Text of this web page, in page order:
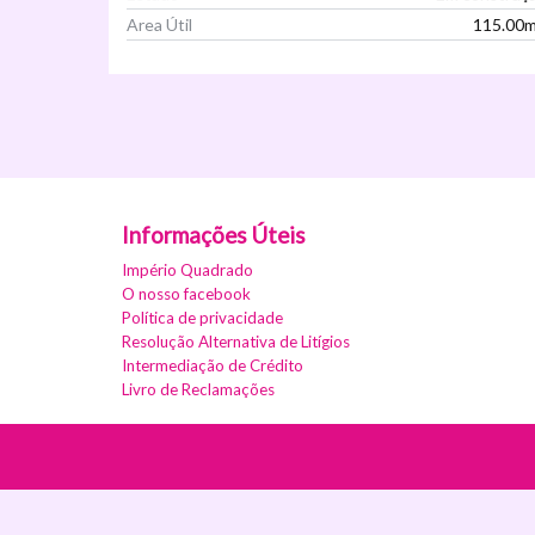
Area Útil
Informações Úteis
Império Quadrado
O nosso facebook
Política de privacidade
Resolução Alternativa de Litígios
Intermediação de Crédito
Livro de Reclamações